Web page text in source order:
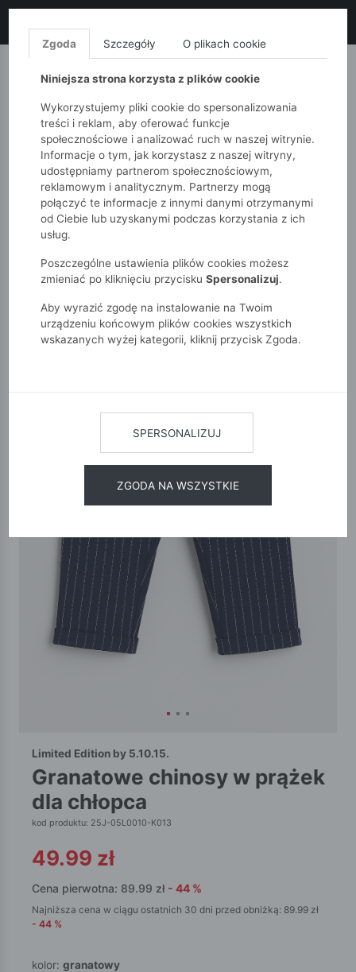
MONNARI QUIOSQUE
51015kids Niemowlak
Chłopcy
Granatowe chinosy w prążek dla chłopca
Limited Edition by 5.10.15.
granatowe chinosy w prążek
dla chłopca
kod produktu: 25J-05L0010-K013
49.99 zł
Cena pierwotna: 89.99 zł - 44 %
Najniższa cena w ciągu ostatnich 30 dni przed obniżką: 89.99 zł
- 44 %
kolor: granatowy
Zgoda Szczegóły O plikach cookie
Niniejsza strona korzysta z plików cookie
Wykorzystujemy pliki cookie do spersonalizowania
treści i reklam, aby oferować funkcje
społecznościowe i analizować ruch w naszej witrynie.
Informacje o tym, jak korzystasz z naszej witryny,
udostępniamy partnerom społecznościowym,
reklamowym i analitycznym. Partnerzy mogą
połączyć te informacje z innymi danymi otrzymanymi
od Ciebie lub uzyskanymi podczas korzystania z ich
usług.
Poszczególne ustawienia plików cookies możesz
zmieniać po kliknięciu przycisku Spersonalizuj.
Aby wyrazić zgodę na instalowanie na Twoim
urządzeniu końcowym plików cookies wszystkich
wskazanych wyżej kategorii, kliknij przycisk Zgoda.
SPERSONALIZUJ
ZGODA NA WSZYSTKIE